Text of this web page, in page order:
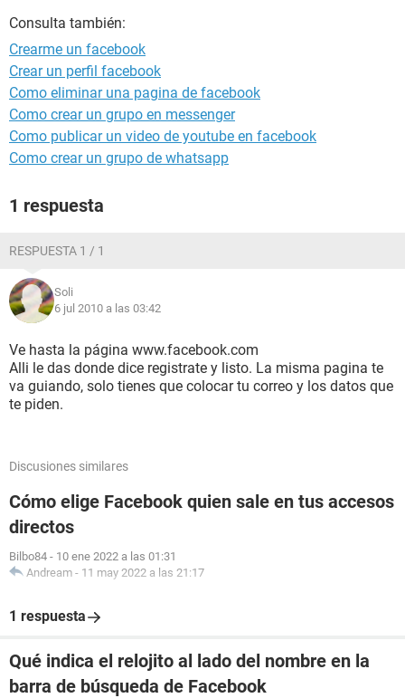
Consulta también:
Crearme un facebook
Crear un perfil facebook
Como eliminar una pagina de facebook
Como crear un grupo en messenger
Como publicar un video de youtube en facebook
Como crear un grupo de whatsapp
1 respuesta
RESPUESTA 1 / 1
Soli
6 jul 2010 a las 03:42
Ve hasta la página www.facebook.com
Alli le das donde dice registrate y listo. La misma pagina te
va guiando, solo tienes que colocar tu correo y los datos que
te piden.
Discusiones similares
Cómo elige Facebook quien sale en tus accesos
directos
Bilbo84 - 10 ene 2022 a las 01:31
Andream - 11 may 2022 a las 21:17
1 respuesta
Qué indica el relojito al lado del nombre en la
barra de búsqueda de Facebook